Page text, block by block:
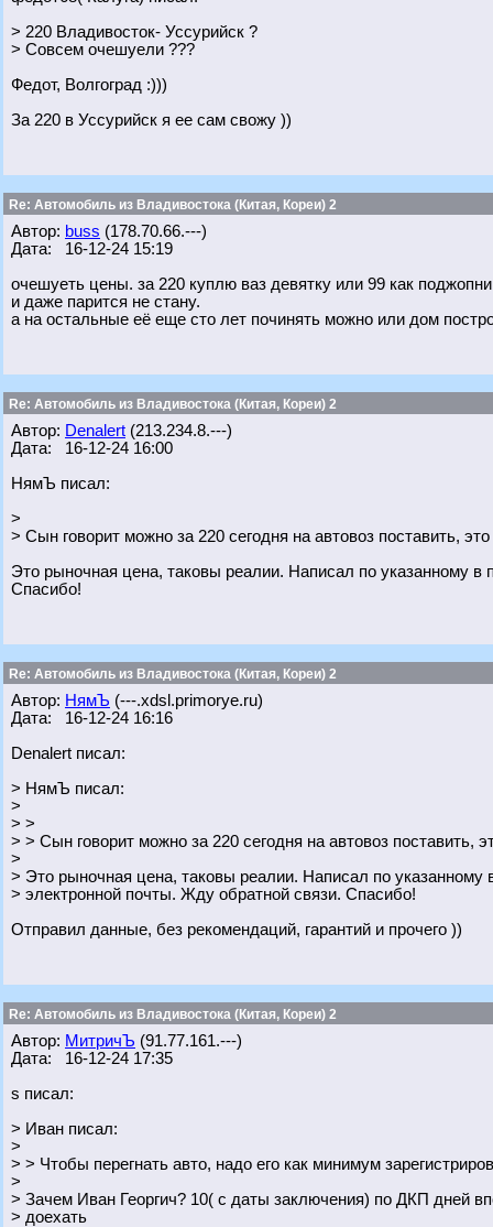
> 220 Владивосток- Уссурийск ?
> Совсем очешуели ???
Федот, Волгоград :)))
За 220 в Уссурийск я ее сам свожу ))
Re: Автомобиль из Владивостока (Китая, Кореи) 2
Автор: buss (178.70.66.---)
Дата: 16-12-24 15:19
очешуеть цены. за 220 куплю ваз девятку или 99 как
и даже парится не стану.
а на остальные её еще сто лет починять можно или дом
Re: Автомобиль из Владивостока (Китая, Кореи) 2
Автор: Denalert (213.234.8.---)
Дата: 16-12-24 16:00
НямЪ писал:
>
> Сын говорит можно за 220 сегодня на автовоз поставить,
Это рыночная цена, таковы реалии. Написал по указанному
Спасибо!
Re: Автомобиль из Владивостока (Китая, Кореи) 2
Автор: НямЪ (---.xdsl.primorye.ru)
Дата: 16-12-24 16:16
Denalert писал:
> НямЪ писал:
>
> >
> > Сын говорит можно за 220 сегодня на автовоз поставить,
>
> Это рыночная цена, таковы реалии. Написал по указанному
> электронной почты. Жду обратной связи. Спасибо!
Отправил данные, без рекомендаций, гарантий и прочего ))
Re: Автомобиль из Владивостока (Китая, Кореи) 2
Автор: МитричЪ (91.77.161.---)
Дата: 16-12-24 17:35
s писал:
> Иван писал:
>
> > Чтобы перегнать авто, надо его как минимум
>
> Зачем Иван Георгич? 10( с даты заключения) по ДКП дней
> доехать